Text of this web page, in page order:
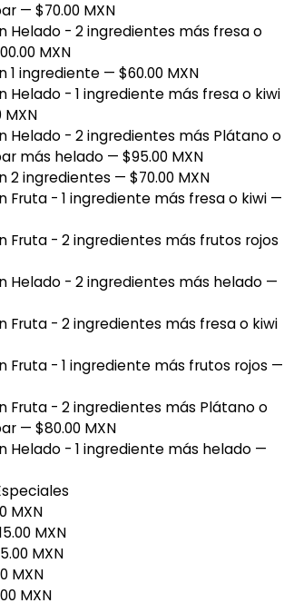
— $70.00 MXN
Helado - 2 ingredientes más fresa o
MXN
1 ingrediente — $60.00 MXN
Helado - 1 ingrediente más fresa o kiwi
MXN
Helado - 2 ingredientes más Plátano o
más helado — $95.00 MXN
2 ingredientes — $70.00 MXN
Fruta - 1 ingrediente más fresa o kiwi —
Fruta - 2 ingredientes más frutos rojos
Helado - 2 ingredientes más helado —
Fruta - 2 ingredientes más fresa o kiwi
Fruta - 1 ingrediente más frutos rojos —
Fruta - 2 ingredientes más Plátano o
— $80.00 MXN
Helado - 1 ingrediente más helado —
MXN
MXN
MXN
MXN
MXN